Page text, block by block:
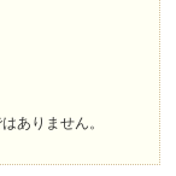
ありません。